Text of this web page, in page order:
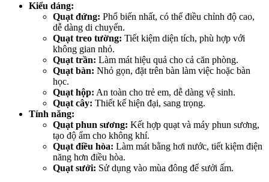
Kiểu dáng:
Quạt đứng: Phổ biến nhất, có thể điều chỉnh độ cao,
dễ dàng di chuyển.
Quạt treo tường: Tiết kiệm diện tích, phù hợp với
không gian nhỏ.
Quạt trần: Làm mát hiệu quả cho cả căn phòng.
Quạt bàn: Nhỏ gọn, đặt trên bàn làm việc hoặc bàn
học.
Quạt hộp: An toàn cho trẻ em, dễ dàng vệ sinh.
Quạt cây: Thiết kế hiện đại, sang trọng.
Tính năng:
Quạt phun sương: Kết hợp quạt và máy phun sương,
tạo độ ẩm cho không khí.
Quạt điều hòa: Làm mát bằng hơi nước, tiết kiệm điện
năng hơn điều hòa.
Quạt sưởi: Sử dụng vào mùa đông để sưởi ấm.